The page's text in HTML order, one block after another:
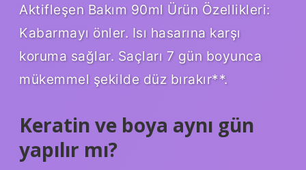
Aktifleşen Bakım 90ml Ürün Özellikleri:
Kabarmayı önler. Isı hasarına karşı
koruma sağlar. Saçları 7 gün boyunca
mükemmel şekilde düz bırakır**.
Keratin ve boya aynı gün
yapılır mı?